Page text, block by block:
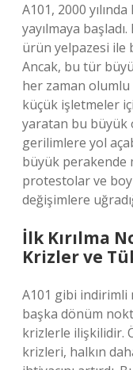
A101, 2000
yayılmaya
ürün yelpazesi ile
Ancak, bu tür
her zaman olumlu
küçük işletmeler
yaratan bu büyük
gerilimlere yol
büyük perakende
protestolar ve
değişimlere
İlk Kırılma
Krizler ve
A101 gibi
başka dönüm
krizlerle ilişkilidir.
krizleri, halkın